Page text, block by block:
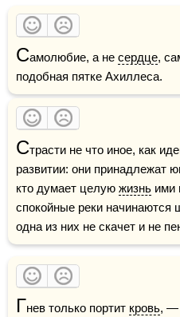
Самолюбие, а не сердце,
подобная пятке Ахиллеса.
Страсти не что иное, как
развитии: они принадлежат
кто думает целую жизнь ими
спокойные реки
одна из них не скачет и не
Гнев только портит кровь, —